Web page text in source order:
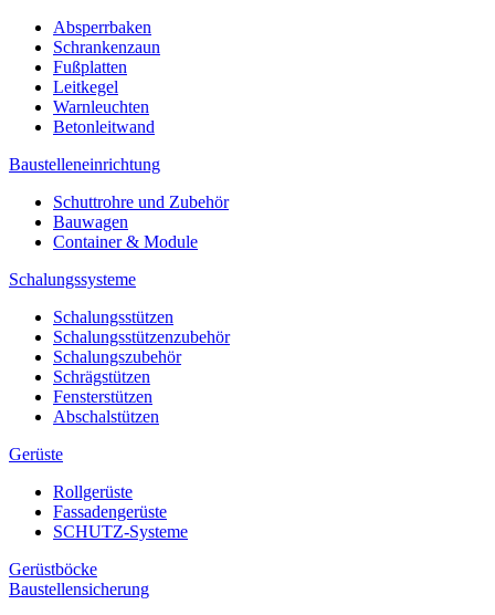
Absperrbaken
Schrankenzaun
Fußplatten
Leitkegel
Warnleuchten
Betonleitwand
Baustelleneinrichtung
Schuttrohre und Zubehör
Bauwagen
Container & Module
Schalungssysteme
Schalungsstützen
Schalungsstützenzubehör
Schalungszubehör
Schrägstützen
Fensterstützen
Abschalstützen
Gerüste
Rollgerüste
Fassadengerüste
SCHUTZ-Systeme
Gerüstböcke
Baustellensicherung